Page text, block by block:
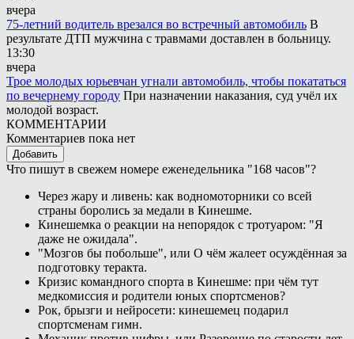
вчера
75-летний водитель врезался во встречный автомобиль В
результате ДТП мужчина с травмами доставлен в больницу.
13:30
вчера
Трое молодых юрьевчан угнали автомобиль, чтобы покататься
по вечернему городу При назначении наказания, суд учёл их
молодой возраст.
КОММЕНТАРИИ
Комментариев пока нет
Добавить
Что пишут в свежем номере еженедельника "168 часов"?
Через жару и ливень: как водномоторники со всей
страны боролись за медали в Кинешме.
Кинешемка о реакции на непорядок с тротуаром: "Я
даже не ожидала".
"Мозгов бы побольше", или О чём жалеет осуждённая за
подготовку теракта.
Кризис командного спорта в Кинешме: при чём тут
медкомиссия и родители юных спортсменов?
Рок, брызги и нейросети: кинешемец подарил
спортсменам гимн.